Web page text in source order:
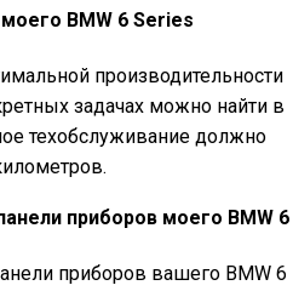
BMW 6 Series
производительности
задачах можно найти в
техобслуживание должно
приборов моего BMW 6
приборов вашего BMW 6